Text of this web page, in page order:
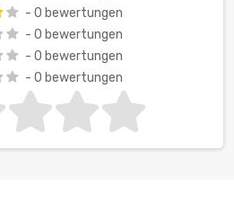
- 0 bewertungen
- 0 bewertungen
- 0 bewertungen
- 0 bewertungen